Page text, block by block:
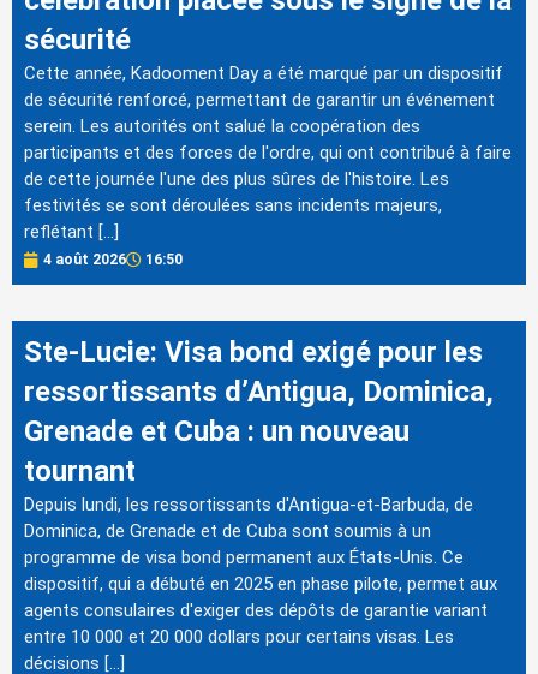
sécurité
Cette année, Kadooment Day a été marqué par un dispositif
de sécurité renforcé, permettant de garantir un événement
serein. Les autorités ont salué la coopération des
participants et des forces de l'ordre, qui ont contribué à faire
de cette journée l'une des plus sûres de l'histoire. Les
festivités se sont déroulées sans incidents majeurs,
reflétant […]
4 août 2026 16:50
Ste-Lucie: Visa bond exigé pour les
ressortissants d’Antigua, Dominica,
Grenade et Cuba : un nouveau
tournant
Depuis lundi, les ressortissants d'Antigua-et-Barbuda, de
Dominica, de Grenade et de Cuba sont soumis à un
programme de visa bond permanent aux États-Unis. Ce
dispositif, qui a débuté en 2025 en phase pilote, permet aux
agents consulaires d'exiger des dépôts de garantie variant
entre 10 000 et 20 000 dollars pour certains visas. Les
décisions […]